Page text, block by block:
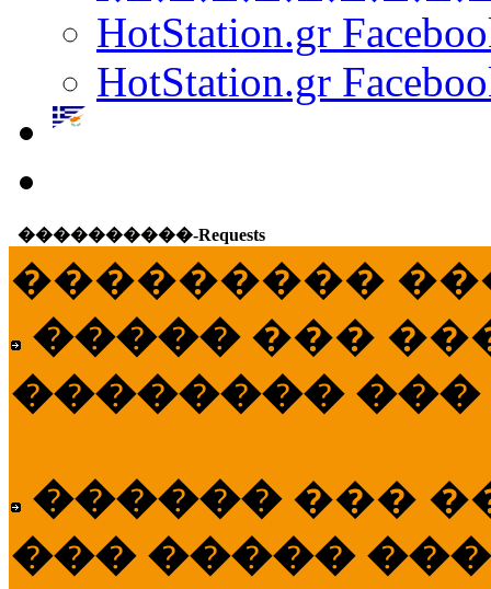
HotStation.gr
HotStation.gr
����������-Requests
���������
����� ���
�������� ���
������ ���
��� �����